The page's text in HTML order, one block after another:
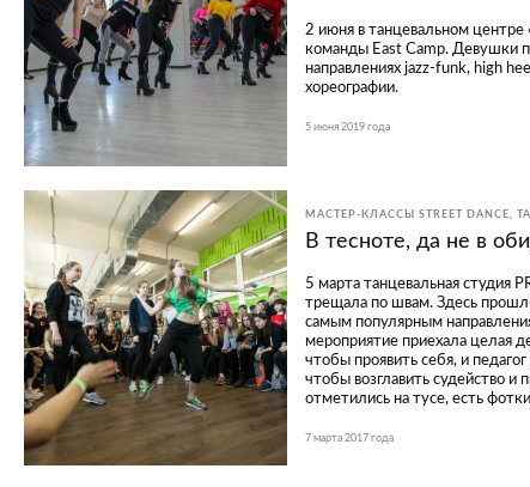
2 июня в танцевальном
команды East Camp. Девушки
направлениях jazz-funk, high
хореографии.
5 июня 2019 года
МАСТЕР-КЛАССЫ STREET DANCE
В тесноте, да не в
5 марта танцевальная студия
трещала по швам. Здесь
самым популярным
мероприятие приехала целая
чтобы проявить себя, и
чтобы возглавить судейство
отметились на тусе, есть
7 марта 2017 года